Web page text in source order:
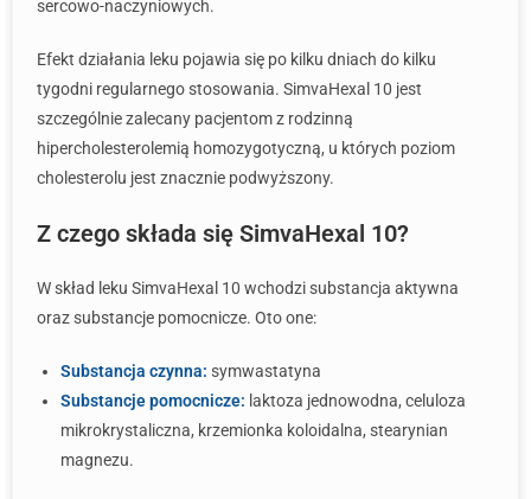
sercowo-naczyniowych.
Efekt działania leku pojawia się po kilku dniach do kilku
tygodni regularnego stosowania. SimvaHexal 10 jest
szczególnie zalecany pacjentom z rodzinną
hipercholesterolemią homozygotyczną, u których poziom
cholesterolu jest znacznie podwyższony.
Z czego składa się SimvaHexal 10?
W skład leku SimvaHexal 10 wchodzi substancja aktywna
oraz substancje pomocnicze. Oto one:
Substancja czynna: symwastatyna
Substancje pomocnicze: laktoza jednowodna, celuloza
mikrokrystaliczna, krzemionka koloidalna, stearynian
magnezu.